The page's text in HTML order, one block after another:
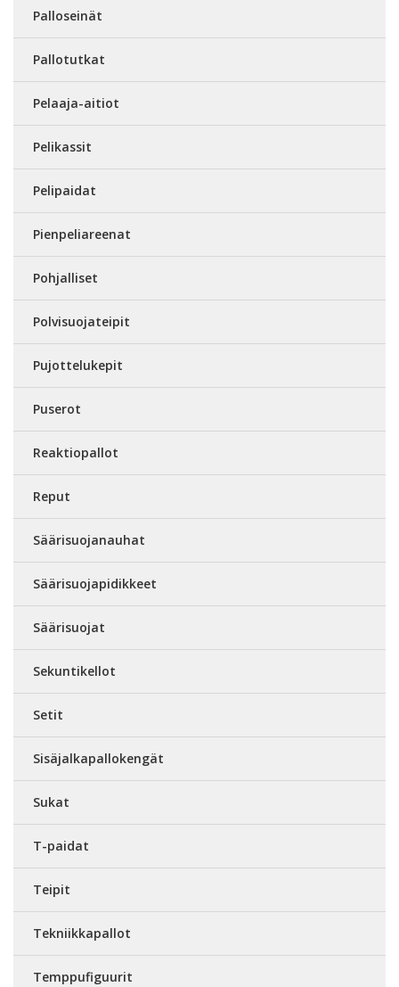
Palloseinät
Pallotutkat
Pelaaja-aitiot
Pelikassit
Pelipaidat
Pienpeliareenat
Pohjalliset
Polvisuojateipit
Pujottelukepit
Puserot
Reaktiopallot
Reput
Säärisuojanauhat
Säärisuojapidikkeet
Säärisuojat
Sekuntikellot
Setit
Sisäjalkapallokengät
Sukat
T-paidat
Teipit
Tekniikkapallot
Temppufiguurit